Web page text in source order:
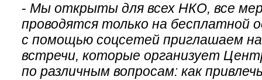
- Мы открыты для всех НКО, все
проводятся только на бесплатной
с помощью соцсетей приглашаем
встречи, которые организует
по различным вопросам: как